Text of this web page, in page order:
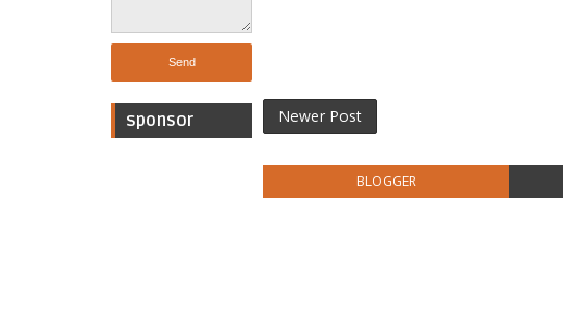
sponsor Newer Post
BLOGGER